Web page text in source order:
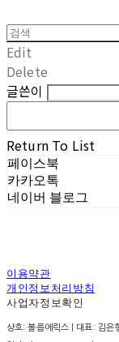
Edit
Delete
글쓴이
Return To List
페이스북
카카오톡
네이버 블로그
이용약관
개인정보처리방침
사업자정보확인
상호: 볼름에릭스 | 대표: 김